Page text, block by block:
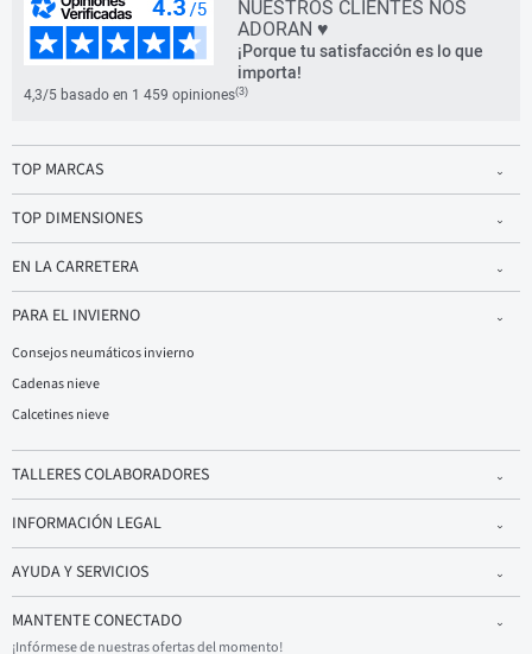
NUESTROS CLIENTES NOS
ADORAN ♥
¡Porque tu satisfacción es lo que
importa!
4,3/5 basado en 1 459 opiniones(3)
TOP MARCAS
TOP DIMENSIONES
EN LA CARRETERA
PARA EL INVIERNO
Consejos neumáticos invierno
Cadenas nieve
Calcetines nieve
TALLERES COLABORADORES
INFORMACIÓN LEGAL
AYUDA Y SERVICIOS
MANTENTE CONECTADO
¡Infórmese de nuestras ofertas del momento!